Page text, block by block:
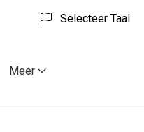
Selecteer Taal
Meer